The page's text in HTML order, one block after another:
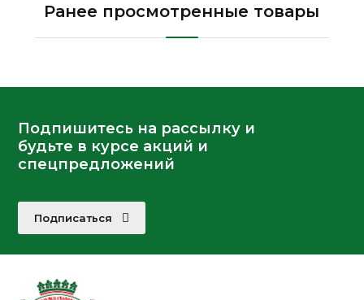
Ранее просмотренные товары
Подпишитесь на рассылку и
будьте в курсе акций и
спецпредложений
Подписаться